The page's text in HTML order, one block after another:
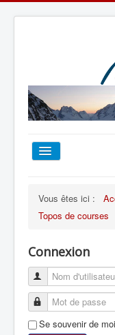
TOUT SUR LE
ESCALADE
ALPINISME
SKI DE
Vous êtes ici :
Topos de courses
Connexion
Se souvenir de moi